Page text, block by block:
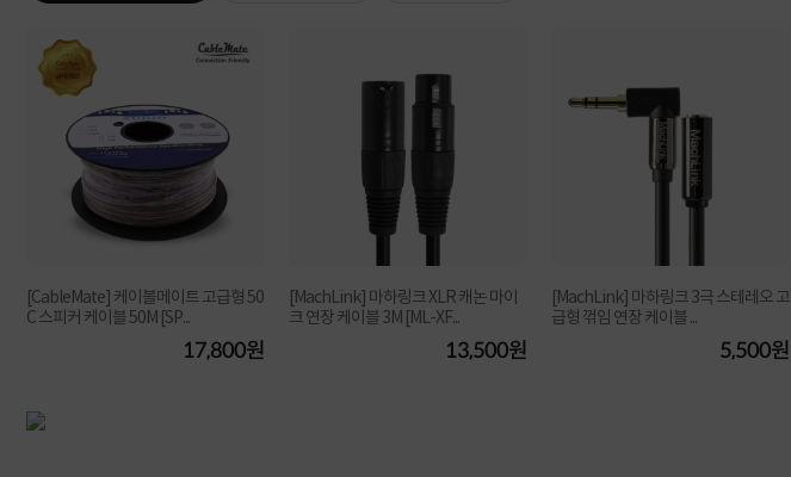
[CableMate] 케이블메이트 고급형 50
C 스피커 케이블 50M [SP...
17,800원
[MachLink] 마하링크 XLR 캐논 마이
크 연장 케이블 3M [ML-XF...
13,500원
[MachLink] 마하링크 3극 스테레오 고
급형 꺾임 연장 케이블 ...
5,500원